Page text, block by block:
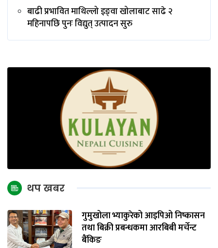
बाढी प्रभावित माथिल्लो इङ्‌वा खोलाबाट साढे २
महिनापछि पुनः विद्युत् उत्पादन सुरु
थप खबर
गुमुखोला भ्याकुरेको आइपिओ निष्कासन
तथा बिक्री प्रबन्धकमा आरबिबी मर्चेन्ट
बैंकिङ